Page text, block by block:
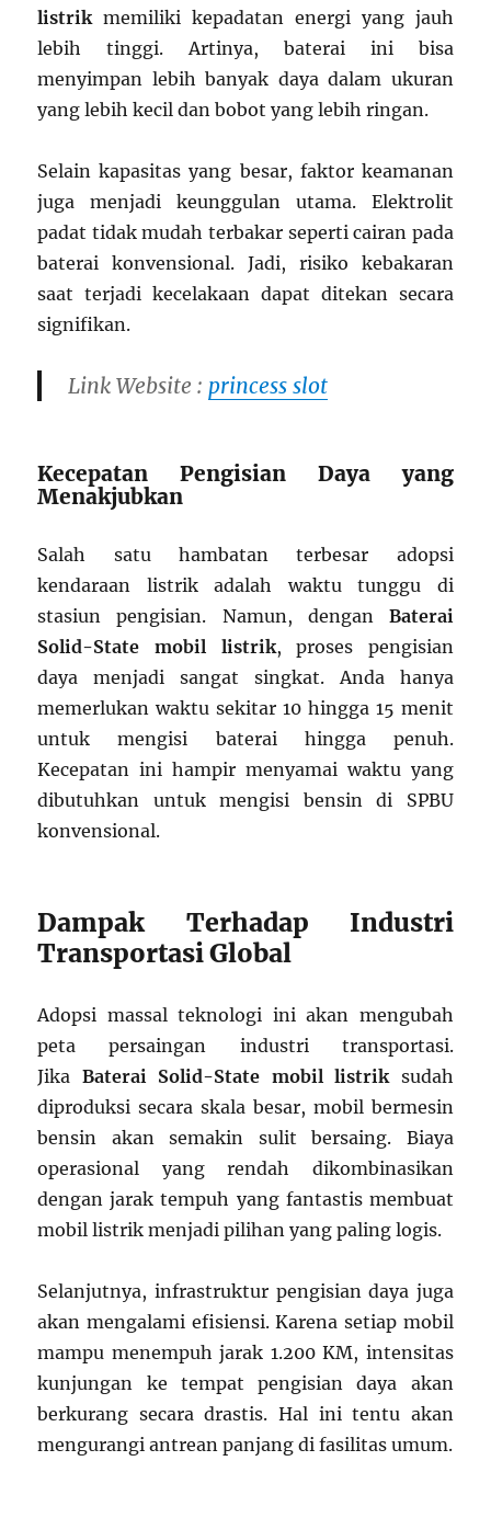
listrikmemiliki kepadatan energi yang jauh
lebih tinggi. Artinya, baterai ini bisa
menyimpan lebih banyak daya dalam ukuran
yang lebih kecil dan bobot yang lebih ringan.
Selain kapasitas yang besar, faktor keamanan
juga menjadi keunggulan utama. Elektrolit
padat tidak mudah terbakar seperti cairan pada
baterai konvensional. Jadi, risiko kebakaran
saat terjadi kecelakaan dapat ditekan secara
signifikan.
Link Website : princess slot
Kecepatan Pengisian Daya yang
Menakjubkan
Salah satu hambatan terbesar adopsi
kendaraan listrik adalah waktu tunggu di
stasiun pengisian. Namun, dengan Baterai
Solid-State mobil listrik, proses pengisian
daya menjadi sangat singkat. Anda hanya
memerlukan waktu sekitar 10 hingga 15 menit
untuk mengisi baterai hingga penuh.
Kecepatan ini hampir menyamai waktu yang
dibutuhkan untuk mengisi bensin di SPBU
konvensional.
Dampak Terhadap Industri
Transportasi Global
Adopsi massal teknologi ini akan mengubah
peta persaingan industri transportasi.
Jika Baterai Solid-State mobil listriksudah
diproduksi secara skala besar, mobil bermesin
bensin akan semakin sulit bersaing. Biaya
operasional yang rendah dikombinasikan
dengan jarak tempuh yang fantastis membuat
mobil listrik menjadi pilihan yang paling logis.
Selanjutnya, infrastruktur pengisian daya juga
akan mengalami efisiensi. Karena setiap mobil
mampu menempuh jarak 1.200 KM, intensitas
kunjungan ke tempat pengisian daya akan
berkurang secara drastis. Hal ini tentu akan
mengurangi antrean panjang di fasilitas umum.